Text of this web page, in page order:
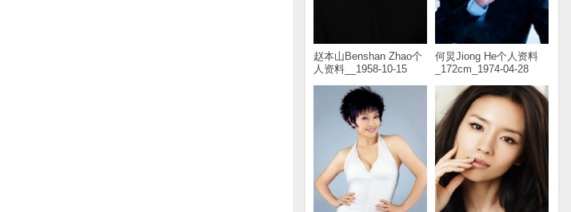
赵本山Benshan Zhao个
人资料__1958-10-15
何炅Jiong He个人资料
_172cm_1974-04-28